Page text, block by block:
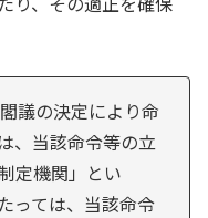
議の決定により命
、当該命令等の立
定機関」とい
っては、当該命令